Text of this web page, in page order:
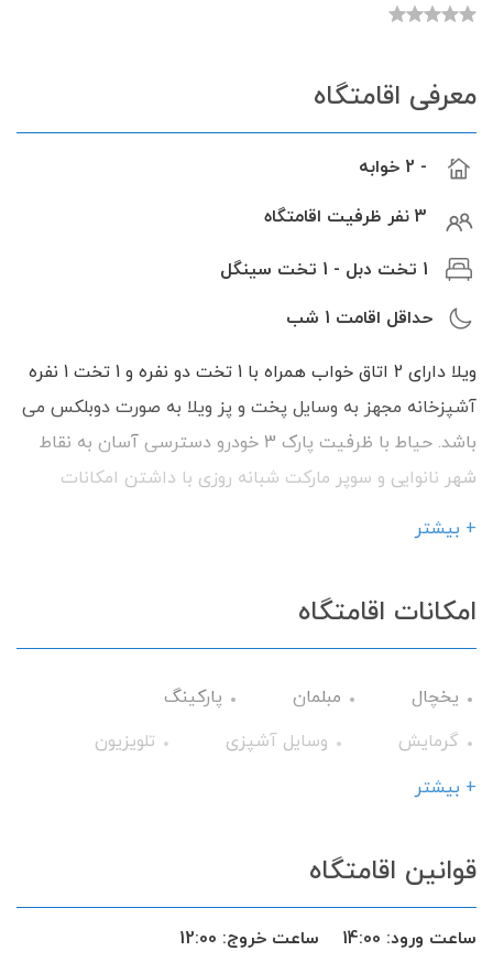
معرفی اقامتگاه
- 2 خوابه
3 نفر ظرفیت اقامتگاه
1 تخت دبل - 1 تخت سینگل
حداقل اقامت 1 شب
ویلا دارای 2 اتاق خواب همراه با 1 تخت دو نفره و 1 تخت 1 نفره
آشپزخانه مجهز به وسایل پخت و پز ویلا به صورت دوبلکس می
باشد. حیاط با ظرفیت پارک 3 خودرو دسترسی آسان به نقاط
شهر نانوایی و سوپر مارکت شبانه روزی با داشتن امکانات
+ بیشتر
امکانات اقامتگاه
یخچال مبلمان
پارکینگ
گرمایش
وسایل آشپزی
تلویزیون
سرویس فرنگی
ظروف آشپزخانه
+ بیشتر
قوانین اقامتگاه
ساعت ورود: 14:00 ساعت خروج: 12:00